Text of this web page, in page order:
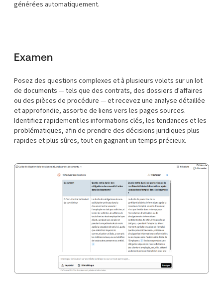
générées automatiquement.
Examen
Posez des questions complexes et à plusieurs volets sur un lot
de documents — tels que des contrats, des dossiers d'affaires
ou des pièces de procédure — et recevez une analyse détaillée
et approfondie, assortie de liens vers les pages sources.
Identifiez rapidement les informations clés, les tendances et les
problématiques, afin de prendre des décisions juridiques plus
rapides et plus sûres, tout en gagnant un temps précieux.